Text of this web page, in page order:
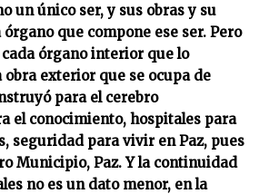
un único ser, y sus obras y su
que compone ese ser. Pero
cada órgano interior que lo
obra exterior que se ocupa de
para el cerebro
el conocimiento, hospitales para
seguridad para vivir en Paz, pues
Municipio, Paz. Y la continuidad
no es un dato menor, en la